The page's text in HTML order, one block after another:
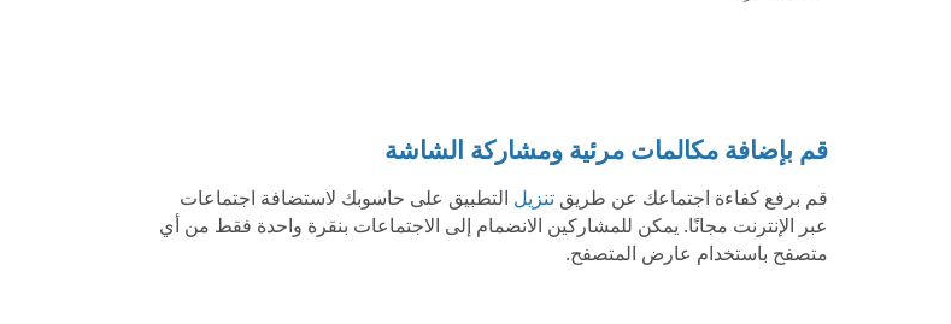
قم بإضافة مكالمات مرئية ومشاركة الشاشة
قم برفع كفاءة اجتماعك عن طريق تنزيل التطبيق على حاسوبك لاستضافة اجتماعات
عبر الإنترنت مجانًا. يمكن للمشاركين الانضمام إلى الاجتماعات بنقرة واحدة فقط من أي
متصفح باستخدام عارض المتصفح.